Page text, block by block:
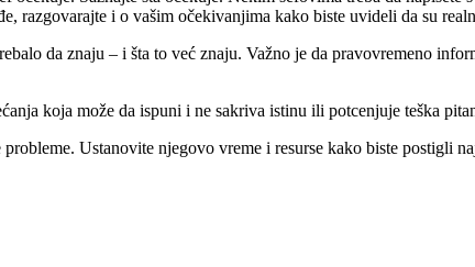
razgovarajte i o vašim očekivanjima kako biste uvideli da su
da znaju – i šta to već znaju. Važno je da pravovremeno
koja može da ispuni i ne sakriva istinu ili potcenjuje teška
Ustanovite njegovo vreme i resurse kako biste postigli